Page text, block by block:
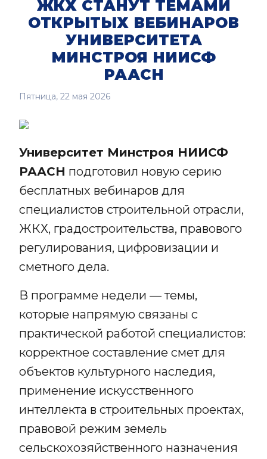
ЖКХ СТАНУТ ТЕМАМИ
ОТКРЫТЫХ ВЕБИНАРОВ
УНИВЕРСИТЕТА
МИНСТРОЯ НИИСФ
РААСН
Пятница, 22 мая 2026
Университет Минстроя НИИСФ
РААСН подготовил новую серию
бесплатных вебинаров для
специалистов строительной отрасли,
ЖКХ, градостроительства, правового
регулирования, цифровизации и
сметного дела.
В программе недели — темы,
которые напрямую связаны с
практической работой специалистов:
корректное составление смет для
объектов культурного наследия,
применение искусственного
интеллекта в строительных проектах,
правовой режим земель
сельскохозяйственного назначения